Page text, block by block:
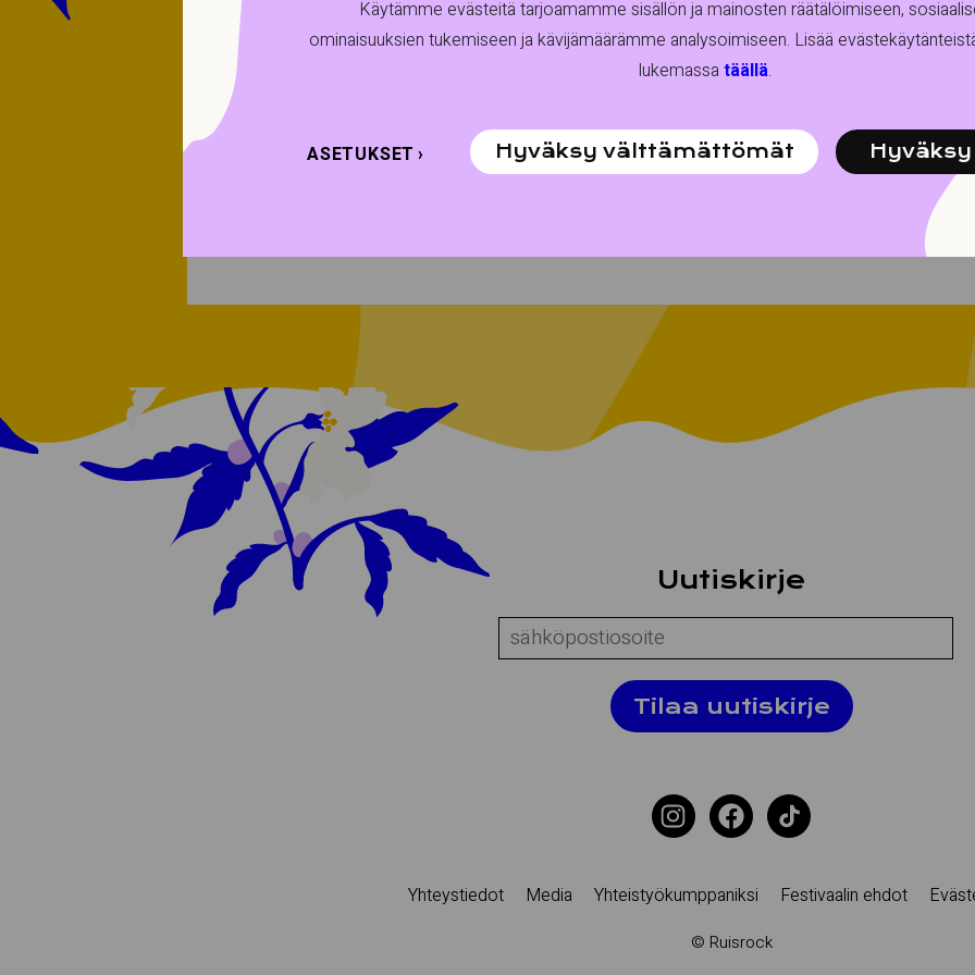
Käytämme evästeitä tarjoamamme sisällön ja mainosten räätälöimiseen,
ominaisuuksien tukemiseen ja kävijämäärämme analysoimiseen. Lisää
lukemassa täällä.
Hyväksy välttämättömät
ASETUKSET
Treffi Bistro saapuu jälleen Ruisrockiin – tervetuloa!
Treffi Bistrosta löydät avotulella grillatut täyteläiset burger-annokset, jotka pitävät
Si­vus­ton tiedot ly­hyes­ti Uu­tis­kir­je
Comment:
Tilaa uutiskirje
Yhteystiedot Media Yhteistyökumppaniksi Festivaalin ehdot
© Ruisrock